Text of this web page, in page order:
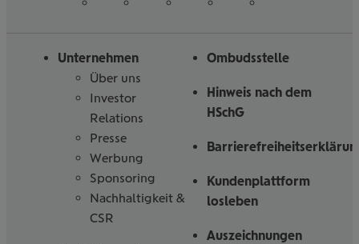
Unternehmen
Über uns
Investor
Relations
Presse
Werbung
Sponsoring
Nachhaltigkeit &
CSR
Ombudsstelle
Hinweis nach dem
HSchG
Kundenplattform
losleben
Auszeichnungen
uns